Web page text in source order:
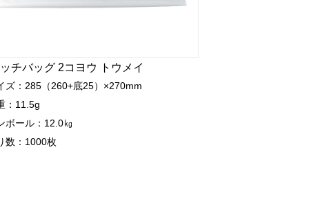
チバッグ 2コヨウ トウメイ
ズ：285（260+底25）×270mm
：11.5g
ボール：12.0㎏
数：1000枚